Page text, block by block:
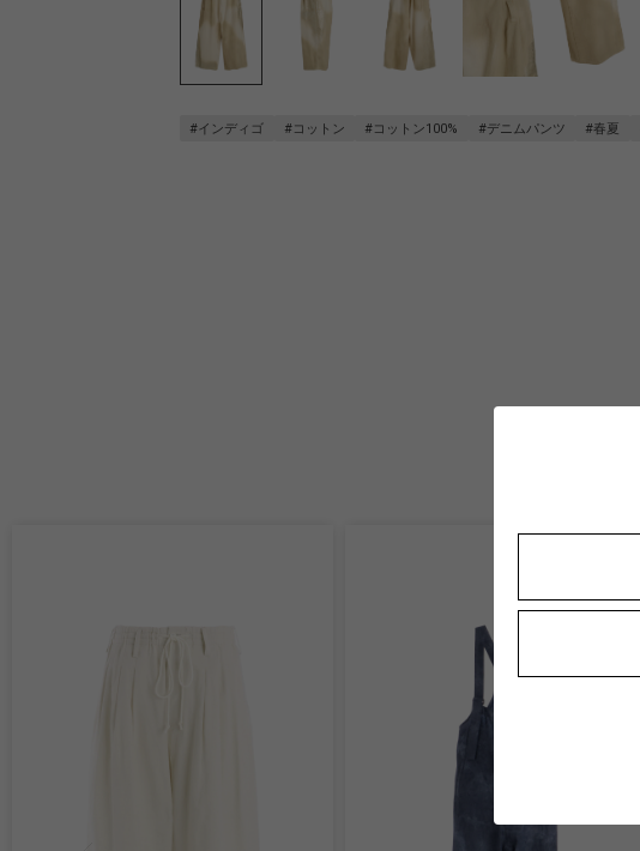
#インディゴ #コットン #コットン100% #デニムパンツ #春夏